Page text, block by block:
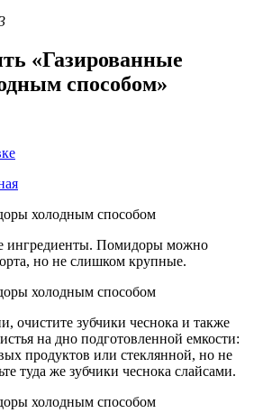
«Газированные
способом»
ингредиенты. Помидоры можно
но не слишком крупные.
очистите зубчики чеснока и также
на дно подготовленной емкости:
продуктов или стеклянной, но не
туда же зубчики чеснока слайсами.